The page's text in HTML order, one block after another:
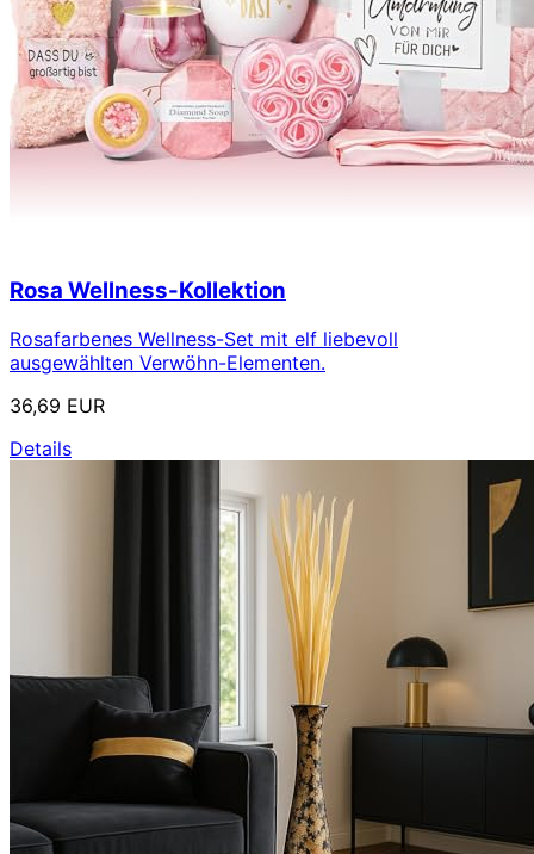
Rosa Wellness-Kollektion
Rosafarbenes Wellness-Set mit elf liebevoll
ausgewählten Verwöhn-Elementen.
36,69 EUR
Details